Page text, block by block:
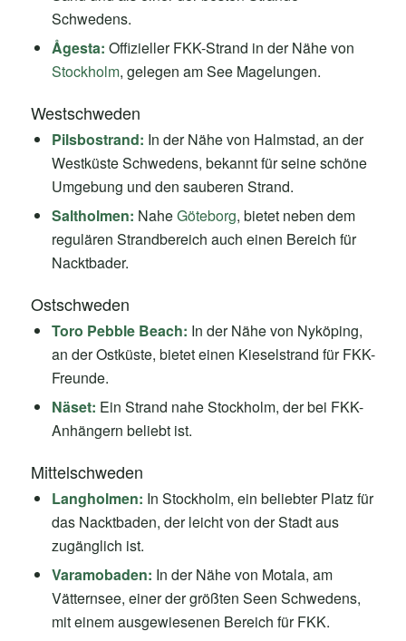
Schwedens.
Ågesta: Offizieller FKK-Strand in der Nähe von
Stockholm, gelegen am See Magelungen.
Westschweden
Pilsbostrand: In der Nähe von Halmstad, an der
Westküste Schwedens, bekannt für seine schöne
Umgebung und den sauberen Strand.
Saltholmen: NaheGöteborg, bietet neben dem
regulären Strandbereich auch einen Bereich für
Nacktbader.
Ostschweden
Toro Pebble Beach: In der Nähe von Nyköping,
an der Ostküste, bietet einen Kieselstrand für FKK-
Freunde.
Näset: Ein Strand nahe Stockholm, der bei FKK-
Anhängern beliebt ist.
Mittelschweden
Langholmen: In Stockholm, ein beliebter Platz für
das Nacktbaden, der leicht von der Stadt aus
zugänglich ist.
Varamobaden: In der Nähe von Motala, am
Vätternsee, einer der größten Seen Schwedens,
mit einem ausgewiesenen Bereich für FKK.